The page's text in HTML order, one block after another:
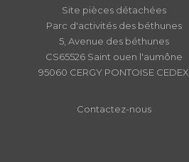
Site pièces détachées
Parc d'activités des béthunes
5, Avenue des béthunes
CS65526 Saint ouen l'aumône
95060 CERGY PONTOISE CEDEX
Contactez-nous